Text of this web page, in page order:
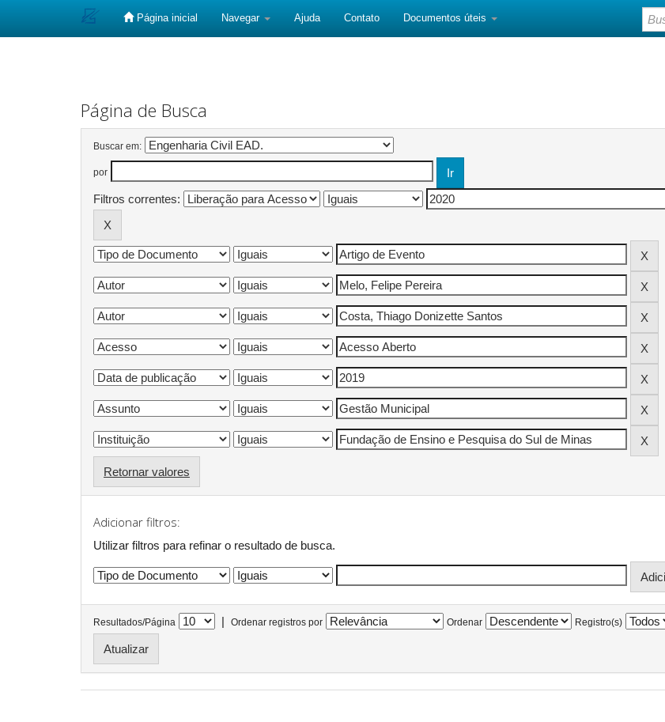
Página inicial Navegar Ajuda Contato Documentos úteis
Página de Busca
Buscar em:
por
Filtros correntes:
Retornar valores
Adicionar filtros:
Utilizar filtros para refinar o resultado de busca.
Resultados/Página | Ordenar registros por Ordenar Registro(s)